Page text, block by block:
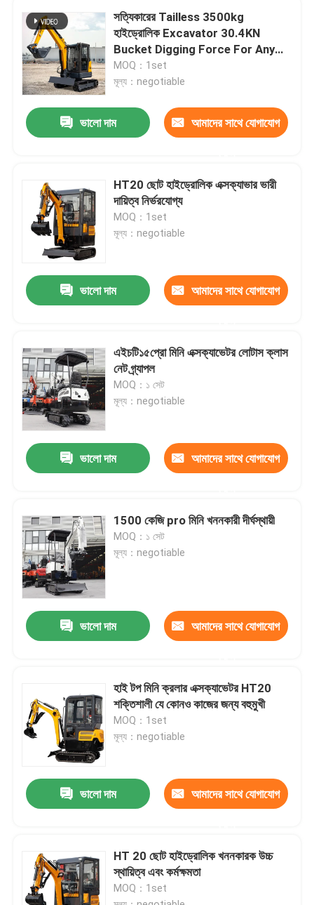
পণ্য
আমাদের সম্পর্কে
কারখানা ভ্রমণ
আমাদের সাথে যোগাযোগ করুন
উদ্ধৃতির জন্য আবেদন
হাইটপ মিনি এক্সকাভেটর
ছোট হাইড্রোলিক খননকারী
সত্যিকারের Tailless 3500kg
হাইড্রোলিক Excavator 30.4KN
Bucket Digging Force For Any
Terrain
MOQ：1set
মূল্য：negotiable
ভালো দাম আমাদের সাথে যোগাযোগ
HT20 ছোট হাইড্রোলিক এক্সক্যাভার ভারী
দায়িত্ব নির্ভরযোগ্য
MOQ：1set
মূল্য：negotiable
ভালো দাম আমাদের সাথে যোগাযোগ
এইচটি১৫প্রো মিনি এক্সক্যাভেটর লোটাস ক্লাস
নেট গ্র্যাপল
MOQ：১ সেট
মূল্য：negotiable
ভালো দাম আমাদের সাথে যোগাযোগ
1500 কেজি pro মিনি খননকারী দীর্ঘস্থায়ী
MOQ：১ সেট
মূল্য：negotiable
ভালো দাম আমাদের সাথে যোগাযোগ
হাই টপ মিনি ক্রলার এক্সক্যাভেটর HT20
শক্তিশালী যে কোনও কাজের জন্য বহুমুখী
MOQ：1set
মূল্য：negotiable
ভালো দাম আমাদের সাথে যোগাযোগ
HT 20 ছোট হাইড্রোলিক খননকারক উচ্চ
স্থায়িত্ব এবং কর্মক্ষমতা
MOQ：1set